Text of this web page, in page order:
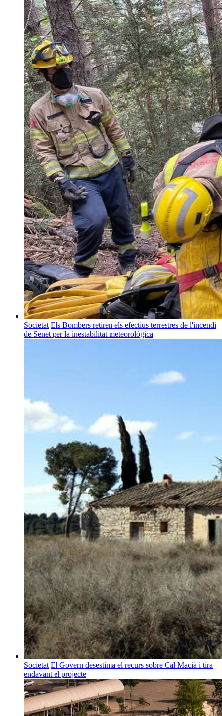
Societat Els Bombers retiren els efectius terrestres de l'incendi
de Senet per la inestabilitat meteorològica
Societat El Govern desestima el recurs sobre Cal Macià i tira
endavant el projecte